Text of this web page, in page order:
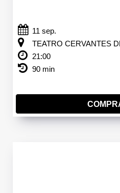
11 sep.
TEATRO CERVANTES
21:00
90 min